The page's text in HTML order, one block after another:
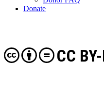
Donate
CC